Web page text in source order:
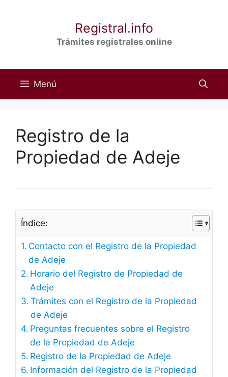
Registral.info
Trámites registrales online
Menú
Registro de la
Propiedad de Adeje
Índice:
Contacto con el Registro de la Propiedad
de Adeje
Horario del Registro de Propiedad de
Adeje
Trámites con el Registro de la Propiedad
de Adeje
Preguntas frecuentes sobre el Registro
de la Propiedad de Adeje
Registro de la Propiedad de Adeje
Información del Registro de la Propiedad